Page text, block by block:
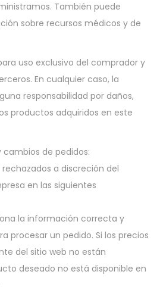
También puede
sobre recursos médicos y de
uso exclusivo del comprador y
En cualquier caso, la
responsabilidad por daños,
productos adquiridos en este
de pedidos:
a discreción del
en las siguientes
la información correcta y
procesar un pedido. Si los precios
del sitio web no están
deseado no está disponible en